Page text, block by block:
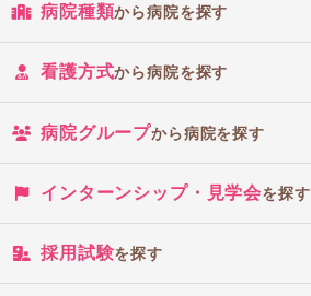
病院種類から病院を探す
看護方式から病院を探す
病院グループから病院を探す
インターンシップ・見学会を探す
採用試験を探す